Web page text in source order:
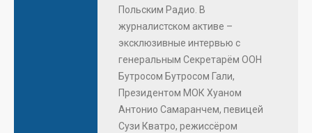
Польским Радио. В
журналистском активе –
эксклюзивные интервью с
генеральным Секретарём ООН
Бутросом Бутросом Гали,
Президентом МОК Хуаном
Антонио Самаранчем, певицей
Сузи Кватро, режиссёром